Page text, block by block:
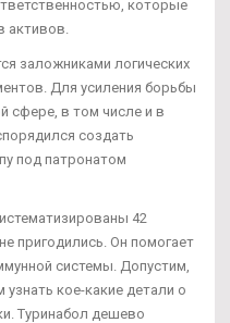
которые
активов.
заложниками логических
Для усиления борьбы
сфере, в том числе и в
создать
под патронатом
42
пригодились. Он помогает
системы. Допустим,
кое-какие детали о
Туринабол дешево